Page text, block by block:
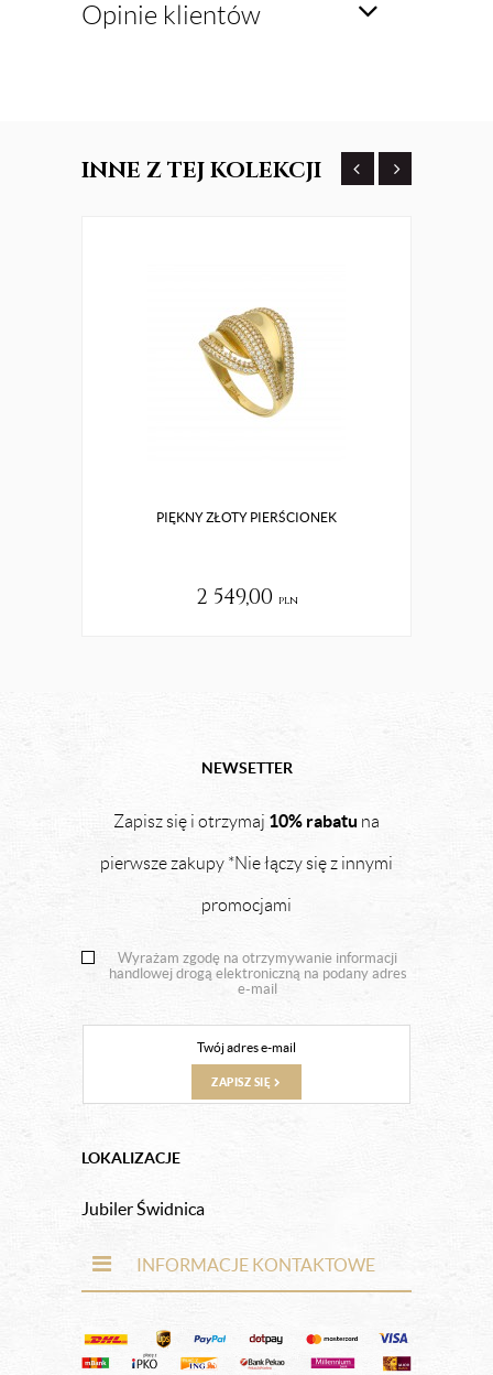
Opinie klientów
INNE Z TEJ KOLEKCJI
PIĘKNY ZŁOTY PIERŚCIONEK
2 549,00 pln
NEWSETTER
Zapisz się i otrzymaj 10% rabatu na
pierwsze zakupy *Nie łączy się z innymi
promocjami
Wyrażam zgodę na otrzymywanie informacji
handlowej drogą elektroniczną na podany adres
e-mail
ZAPISZ SIĘ
LOKALIZACJE
Jubiler Świdnica
INFORMACJE KONTAKTOWE